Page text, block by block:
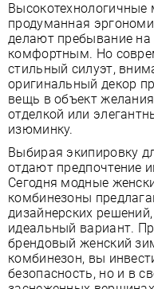
продуманная
делают пребывание
комфортным. Но
стильный силуэт,
оригинальный декор
вещь в объект
отделкой или
изюминку.
Выбирая экипировку
отдают предпочтение
Сегодня модные
комбинезоны
дизайнерских
идеальный вариант.
брендовый женский
комбинезон, вы
безопасность, но и в